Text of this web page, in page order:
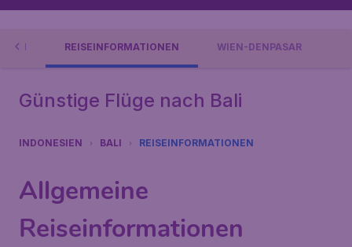
REISEINFORMATIONEN WIEN-DENPASAR
Günstige Flüge nach Bali
INDONESIEN BALI REISEINFORMATIONEN
Allgemeine
Reiseinformationen